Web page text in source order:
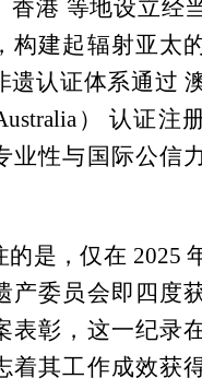
香港 等地设立经
构建起辐射亚太
遗认证体系通过
） 认证注
业性与国际公信
的是，仅在 2025
产委员会即四度
表彰，这一纪录
着其工作成效获